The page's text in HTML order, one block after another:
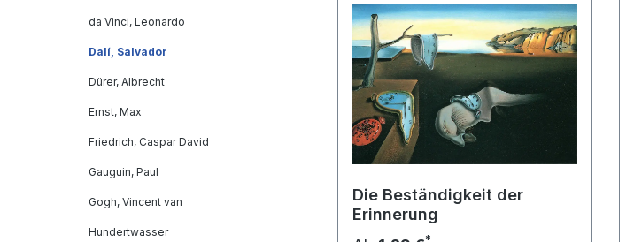
da Vinci, Leonardo
Dalí, Salvador
Dürer, Albrecht
Ernst, Max
Friedrich, Caspar David
Gauguin, Paul
Gogh, Vincent van
Hundertwasser
Die Beständigkeit der
Erinnerung